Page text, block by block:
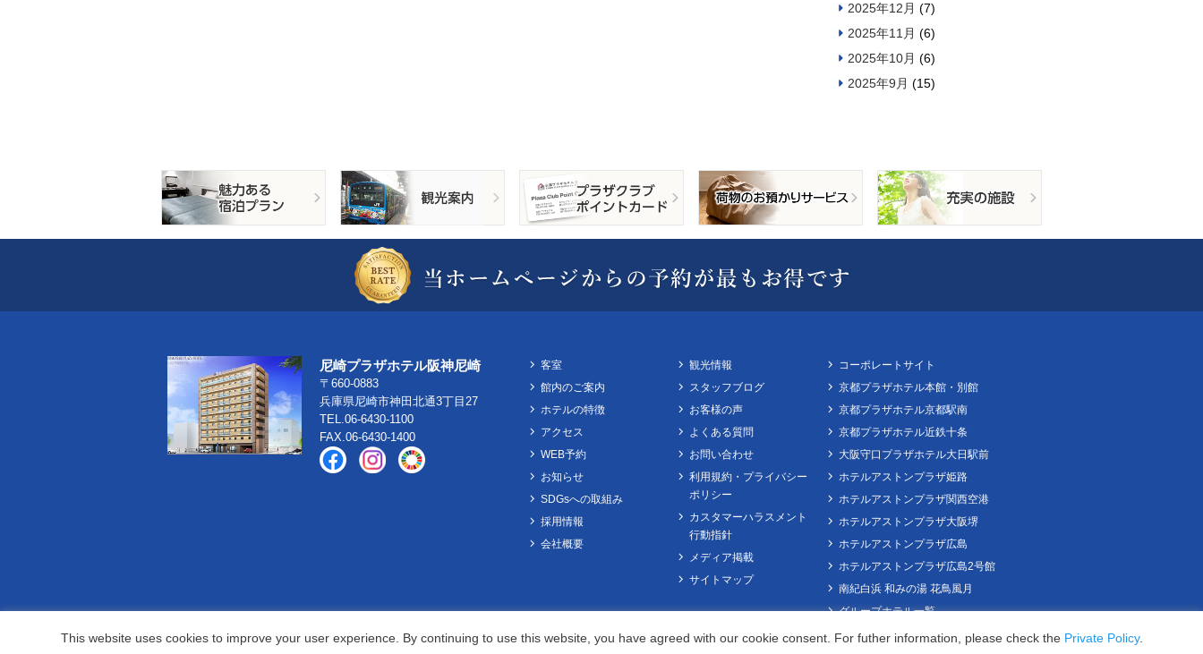
Check in - check out date Guests
2025年12月 (7)
2025年11月 (6)
2025年10月 (6)
2025年9月 (15)
尼崎プラザホテル阪神尼崎
〒660-0883
兵庫県尼崎市神田北通3丁目27
TEL.06-6430-1100
FAX.06-6430-1400
客室
館内のご案内
ホテルの特徴
アクセス
WEB予約
お知らせ
SDGsへの取組み
採用情報
会社概要
観光情報
スタッフブログ
お客様の声
よくある質問
お問い合わせ
利用規約・プライバシー
ポリシー
カスタマーハラスメント
行動指針
メディア掲載
サイトマップ
コーポレートサイト
京都プラザホテル本館・別館
京都プラザホテル京都駅南
京都プラザホテル近鉄十条
大阪守口プラザホテル大日駅前
ホテルアストンプラザ姫路
ホテルアストンプラザ関西空港
ホテルアストンプラザ大阪堺
ホテルアストンプラザ広島
ホテルアストンプラザ広島2号館
南紀白浜 和みの湯 花鳥風月
グループホテル一覧
This website uses cookies to improve your user experience. By continuing to use this website, you have agreed with our cookie consent. For futher information, please check the Private Policy.